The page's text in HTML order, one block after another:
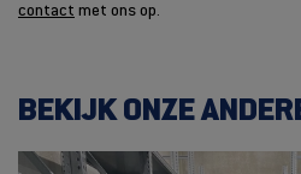
contact met ons op.
BEKIJK ONZE